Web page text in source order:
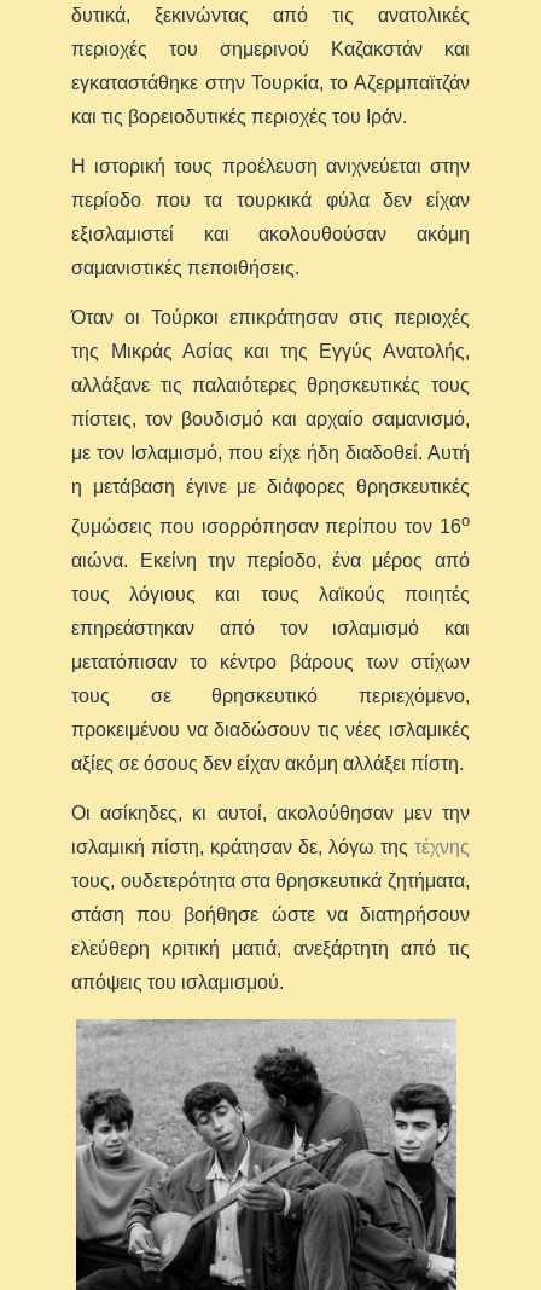
δυτικά, ξεκινώντας από τις ανατολικές
περιοχές του σημερινού Καζακστάν και
εγκαταστάθηκε στην Τουρκία, το Αζερμπαϊτζάν
και τις βορειοδυτικές περιοχές του Ιράν.
Η ιστορική τους προέλευση ανιχνεύεται στην
περίοδο που τα τουρκικά φύλα δεν είχαν
εξισλαμιστεί και ακολουθούσαν ακόμη
σαμανιστικές πεποιθήσεις.
Όταν οι Τούρκοι επικράτησαν στις περιοχές
της Μικράς Ασίας και της Εγγύς Ανατολής,
αλλάξανε τις παλαιότερες θρησκευτικές τους
πίστεις, τον βουδισμό και αρχαίο σαμανισμό,
με τον Ισλαμισμό, που είχε ήδη διαδοθεί. Αυτή
η μετάβαση έγινε με διάφορες θρησκευτικές
ζυμώσεις που ισορρόπησαν περίπου τον 16ο
αιώνα. Εκείνη την περίοδο, ένα μέρος από
τους λόγιους και τους λαϊκούς ποιητές
επηρεάστηκαν από τον ισλαμισμό και
μετατόπισαν το κέντρο βάρους των στίχων
τους σε θρησκευτικό περιεχόμενο,
προκειμένου να διαδώσουν τις νέες ισλαμικές
αξίες σε όσους δεν είχαν ακόμη αλλάξει πίστη.
Οι ασίκηδες, κι αυτοί, ακολούθησαν μεν την
ισλαμική πίστη, κράτησαν δε, λόγω της τέχνης
τους, ουδετερότητα στα θρησκευτικά ζητήματα,
στάση που βοήθησε ώστε να διατηρήσουν
ελεύθερη κριτική ματιά, ανεξάρτητη από τις
απόψεις του ισλαμισμού.